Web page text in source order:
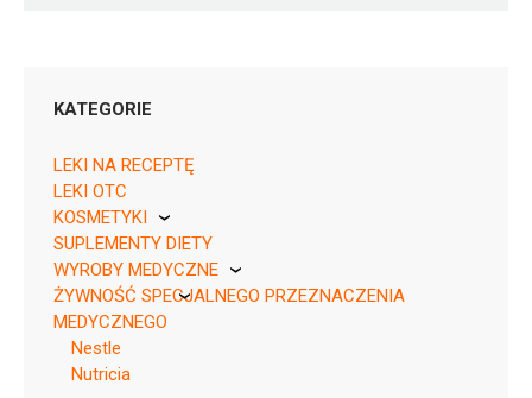
MLEKA
KATEGORIE
LEKI NA RECEPTĘ
LEKI OTC
KOSMETYKI
Pierre Fabre
SUPLEMENTY DIETY
WYROBY MEDYCZNE
KikGel
ŻYWNOŚĆ SPECJALNEGO PRZEZNACZENIA
MEDYCZNEGO
Nestle
Nutricia